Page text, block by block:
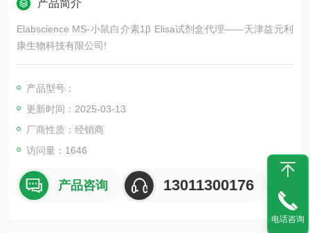
产品简介
Elabscience MS-小鼠白介素1β Elisa试剂盒代理——天津益元利
康生物科技有限公司!
产品型号：
更新时间：2025-03-13
厂商性质：经销商
访问量：1646
产品咨询 13011300176
电话咨询